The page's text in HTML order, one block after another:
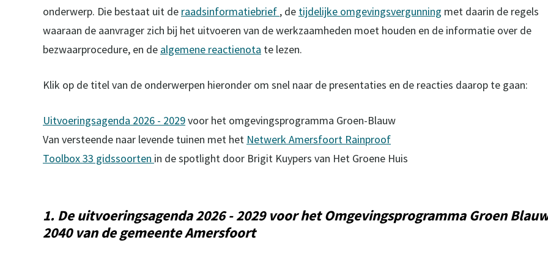
onderwerp. Die bestaat uit de raadsinformatiebrief , de tijdelijke omgevingsvergunning met daarin de regels
waaraan de aanvrager zich bij het uitvoeren van de werkzaamheden moet houden en de informatie over de
bezwaarprocedure, en de algemene reactienota te lezen.
Klik op de titel van de onderwerpen hieronder om snel naar de presentaties en de reacties daarop te gaan:
Uitvoeringsagenda 2026 - 2029voor het omgevingsprogramma Groen-Blauw
Van versteende naar levende tuinen met het Netwerk Amersfoort Rainproof
Toolbox 33 gidssoorten in de spotlight door Brigit Kuypers van Het Groene Huis
1. De uitvoeringsagenda 2026 - 2029 voor het Omgevingsprogramma Groen
2040 van de gemeente Amersfoort